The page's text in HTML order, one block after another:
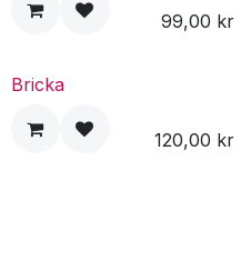
99,00 kr
Bricka
120,00 kr